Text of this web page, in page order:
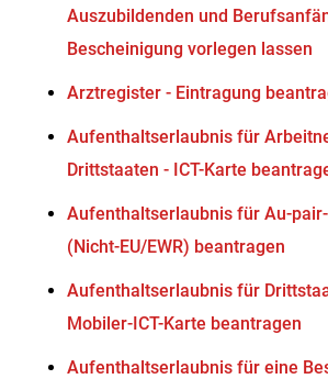
Auszubildenden und
Bescheinigung vorlegen lassen
Arztregister - Eintragung
Aufenthaltserlaubnis für
Drittstaaten - ICT-Karte
Aufenthaltserlaubnis für Au-
(Nicht-EU/EWR) beantragen
Aufenthaltserlaubnis für
Mobiler-ICT-Karte beantragen
Aufenthaltserlaubnis für eine